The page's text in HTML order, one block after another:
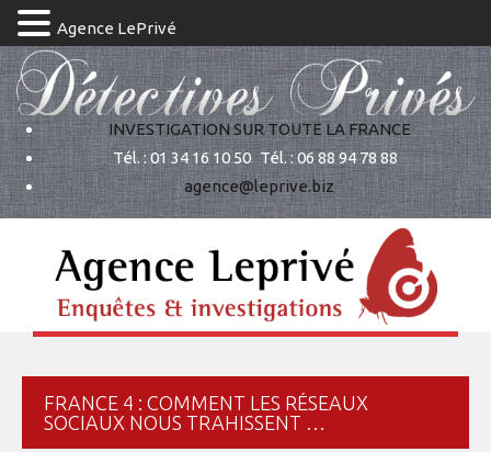
INVESTIGATION SUR TOUTE LA FRANCE
Tél. : 01 34 16 10 50 Tél. : 06 88 94 78 88
agence@leprive.biz
FRANCE 4 : COMMENT LES RÉSEAUX
SOCIAUX NOUS TRAHISSENT …
Agence LePrivé